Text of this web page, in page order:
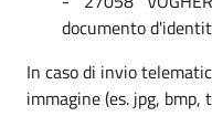
documento
In caso di invio
immagine (es. jpg, bmp,